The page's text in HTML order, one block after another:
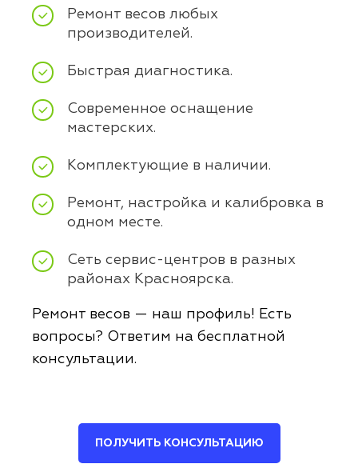
Ремонт весов любых
производителей.
Быстрая диагностика.
Современное оснащение
мастерских.
Комплектующие в наличии.
Ремонт, настройка и калибровка в
одном месте.
Сеть сервис-центров в разных
районах Красноярска.
Ремонт весов — наш профиль! Есть
вопросы? Ответим на бесплатной
консультации.
ПОЛУЧИТЬ КОНСУЛЬТАЦИЮ